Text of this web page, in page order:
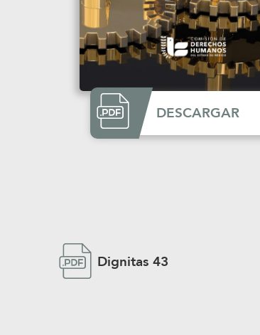
DESCARGAR
Dignitas 43